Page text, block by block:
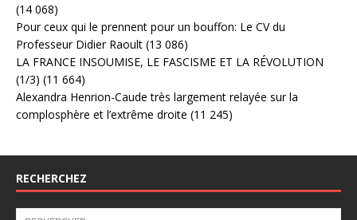
(14 068)
Pour ceux qui le prennent pour un bouffon: Le CV du
Professeur Didier Raoult (13 086)
LA FRANCE INSOUMISE, LE FASCISME ET LA RÉVOLUTION
(1/3) (11 664)
Alexandra Henrion-Caude très largement relayée sur la
complosphère et l’extrême droite (11 245)
RECHERCHEZ